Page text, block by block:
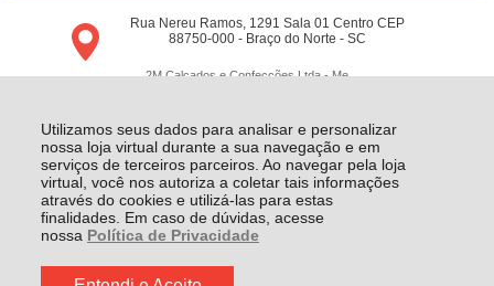
Utilizamos seus dados para analisar e personalizar
nossa loja virtual durante a sua navegação e em
serviços de terceiros parceiros. Ao navegar pela loja
virtual, você nos autoriza a coletar tais informações
através do cookies e utilizá-las para estas
finalidades. Em caso de dúvidas, acesse
nossa Política de Privacidade
Rua Nereu Ramos, 1291 Sala 01 Centro CEP
88750-000 - Braço do Norte - SC
2M Calçados e Confecções Ltda - Me